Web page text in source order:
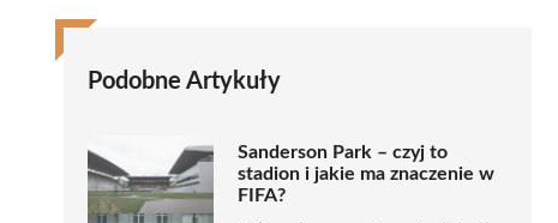
Podobne Artykuły
Sanderson Park – czyj to
stadion i jakie ma znaczenie w
FIFA?